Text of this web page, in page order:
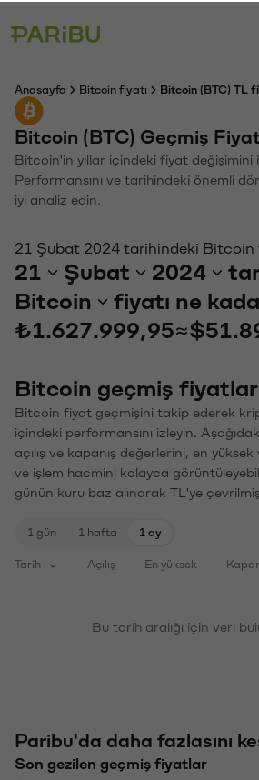
Anasayfa Bitcoin fiyatı Bitcoin (BTC) TL
Bitcoin (BTC) Geçmiş
Bitcoin'in yıllar içindeki fiyat değişimini
Performansını ve tarihindeki önemli
iyi analiz edin.
21 Şubat 2024 tarihindeki Bitcoin
21 Şubat 2024
Bitcoin
fiyatı ne
₺1.627.999,95≈
Bitcoin geçmiş
Bitcoin fiyat geçmişini takip ederek
içindeki performansını izleyin.
açılış ve kapanış değerlerini, en
ve işlem hacmini kolayca
günün kuru baz alınarak TL'ye
1 gün 1 hafta 1 ay
Tarih Açılış En yüksek
Bu tarih aralığı için veri
Paribu'da daha fazlasını
Son gezilen geçmiş fiyatlar